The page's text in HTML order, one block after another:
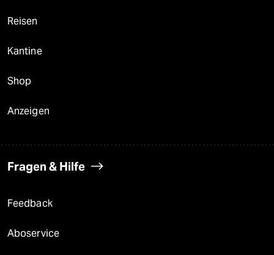
Reisen
Kantine
Shop
Anzeigen
Fragen & Hilfe
Feedback
Aboservice